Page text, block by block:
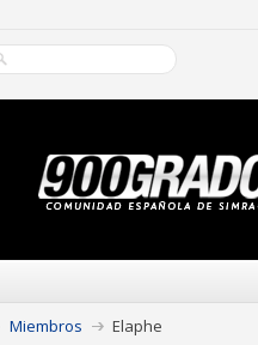
Miembros
Elaphe